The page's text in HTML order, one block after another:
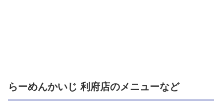
らーめんかいじ 利府店のメニューなど